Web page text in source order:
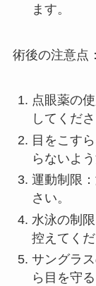
ます。
術後の注意点：
点眼薬の
してくださ
目をこす
らないよ
運動制限
さい。
水泳の制
控えてくだ
サングラ
ら目を守